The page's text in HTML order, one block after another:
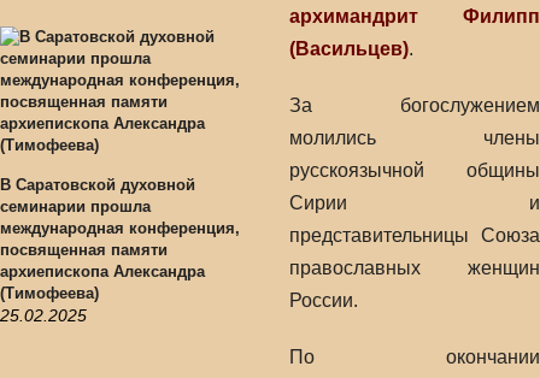
В Саратовской духовной
семинарии прошла
международная конференция,
посвященная памяти
архиепископа Александра
(Тимофеева)
25.02.2025
архимандрит Филипп
(Васильцев).
За богослужением
молились члены
русскоязычной общины
Сирии и
представительницы Союза
православных женщин
России.
По окончании